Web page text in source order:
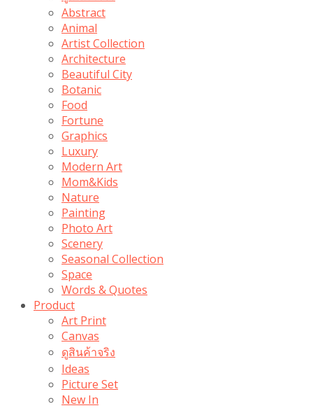
Abstract
Animal
Artist Collection
Architecture
Beautiful City
Botanic
Food
Fortune
Graphics
Luxury
Modern Art
Mom&Kids
Nature
Painting
Photo Art
Scenery
Seasonal Collection
Space
Words & Quotes
Product
Art Print
Canvas
ดูสินค้าจริง
Ideas
Picture Set
New In